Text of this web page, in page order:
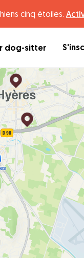
cinq étoiles.
dog-sitter